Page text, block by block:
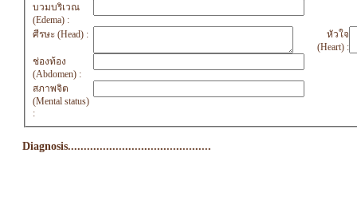
บวมบริเวณ
(Edema) :
ศีรษะ (Head) :
หัวใจ
(Heart) :
ช่องท้อง
(Abdomen) :
สภาพจิต
(Mental status)
:
Diagnosis.............................................